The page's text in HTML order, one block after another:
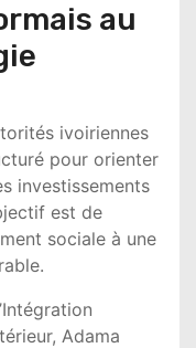
au
ivoiriennes
pour orienter
investissements
est de
sociale à une
Adama